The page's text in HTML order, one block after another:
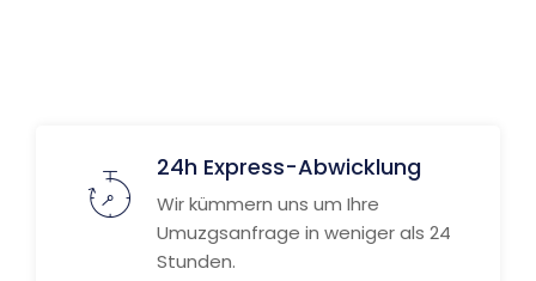
24h Express-Abwicklung
Wir kümmern uns um Ihre
Umuzgsanfrage in weniger als 24
Stunden.